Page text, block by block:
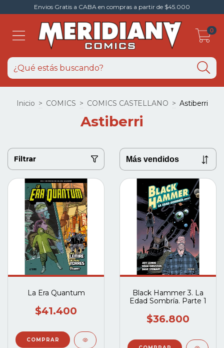
Envios Gratis a CABA en compras a partir de $45.000
0
Inicio > COMICS > COMICS CASTELLANO > Astiberri
Astiberri
Filtrar
La Era Quantum
$41.400
Black Hammer 3. La
Edad Sombría. Parte 1
$36.800